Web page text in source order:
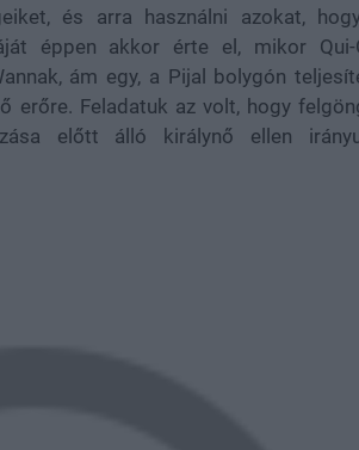
és arra használni azokat,
éppen akkor érte el, mikor Qui-
ám egy, a Pijal bolygón
erőre. Feladatuk az volt, hogy
előtt álló királynő ellen